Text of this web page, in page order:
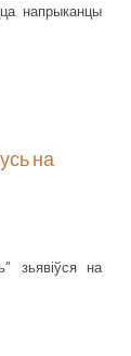
напрыканцы
на
зьявіўся на